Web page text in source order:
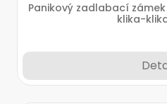
Panikový zadlabací zámek
klika-